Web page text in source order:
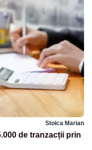
Stoica Marian
de tranzacții prin